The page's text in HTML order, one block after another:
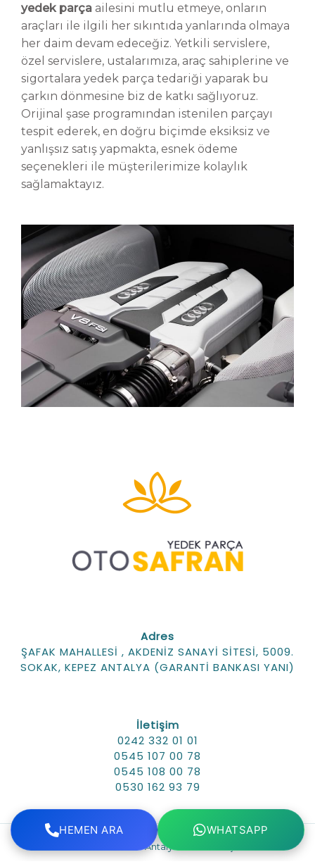
yedek parça ailesini mutlu etmeye, onların
araçları ile ilgili her sıkıntıda yanlarında olmaya
her daim devam edeceğiz. Yetkili servislere,
özel servislere, ustalarımıza, araç sahiplerine ve
sigortalara yedek parça tedariği yaparak bu
çarkın dönmesine biz de katkı sağlıyoruz.
Orijinal şase programından istenilen parçayı
tespit ederek, en doğru biçimde eksiksiz ve
yanlışsız satış yapmakta, esnek ödeme
seçenekleri ile müşterilerimize kolaylık
sağlamaktayız.
Adres
ŞAFAK MAHALLESİ , AKDENİZ SANAYİ SİTESİ, 5009.
SOKAK, KEPEZ ANTALYA (GARANTİ BANKASI YANI)
İletişim
0242 332 01 01
0545 107 00 78
0545 108 00 78
0530 162 93 79
OTO SAFRAN - Antalya Yedek Parça
HEMEN ARA WHATSAPP